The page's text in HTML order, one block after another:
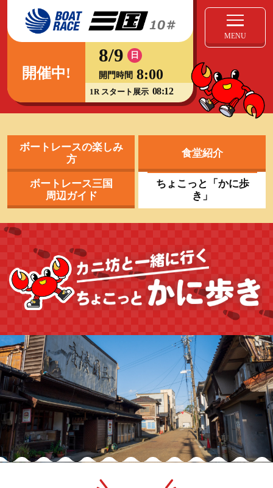
開催中!
8/9 日
開門時間 8:00
1R スタート展示 08:12
MENU
ボートレースの楽しみ
方
食堂紹介
ボートレース三国
周辺ガイド
ちょこっと「かに歩
き」